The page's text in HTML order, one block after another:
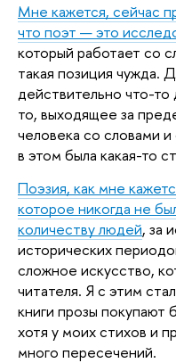
Мне кажется, сейчас
что поэт — это
который работает со
такая позиция чужда.
действительно что-
то, выходящее за
человека со словами
в этом была какая-то
Поэзия, как мне
которое никогда не
количеству людей, за
исторических
сложное искусство,
читателя. Я с этим
книги прозы покупают
хотя у моих стихов и
много пересечений.